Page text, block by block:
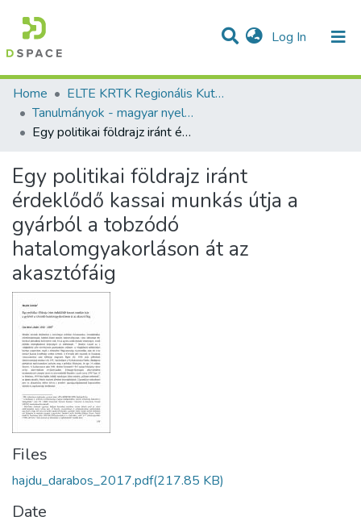
Log In (current)
Communities & Collections
Statistics
All of DSpace
Home
ELTE KRTK Regionális Kutatások Intézete
Tanulmányok - magyar nyelvű (RKI)
Egy politikai földrajz iránt érdeklődő kassai munkás útja a gyárból a tobzódó hatalomgyakorláson át az akasztófáig
Egy politikai földrajz iránt
érdeklődő kassai munkás útja a
gyárból a tobzódó
hatalomgyakorláson át az
akasztófáig
Files
hajdu_darabos_2017.pdf(217.85 KB)
Date